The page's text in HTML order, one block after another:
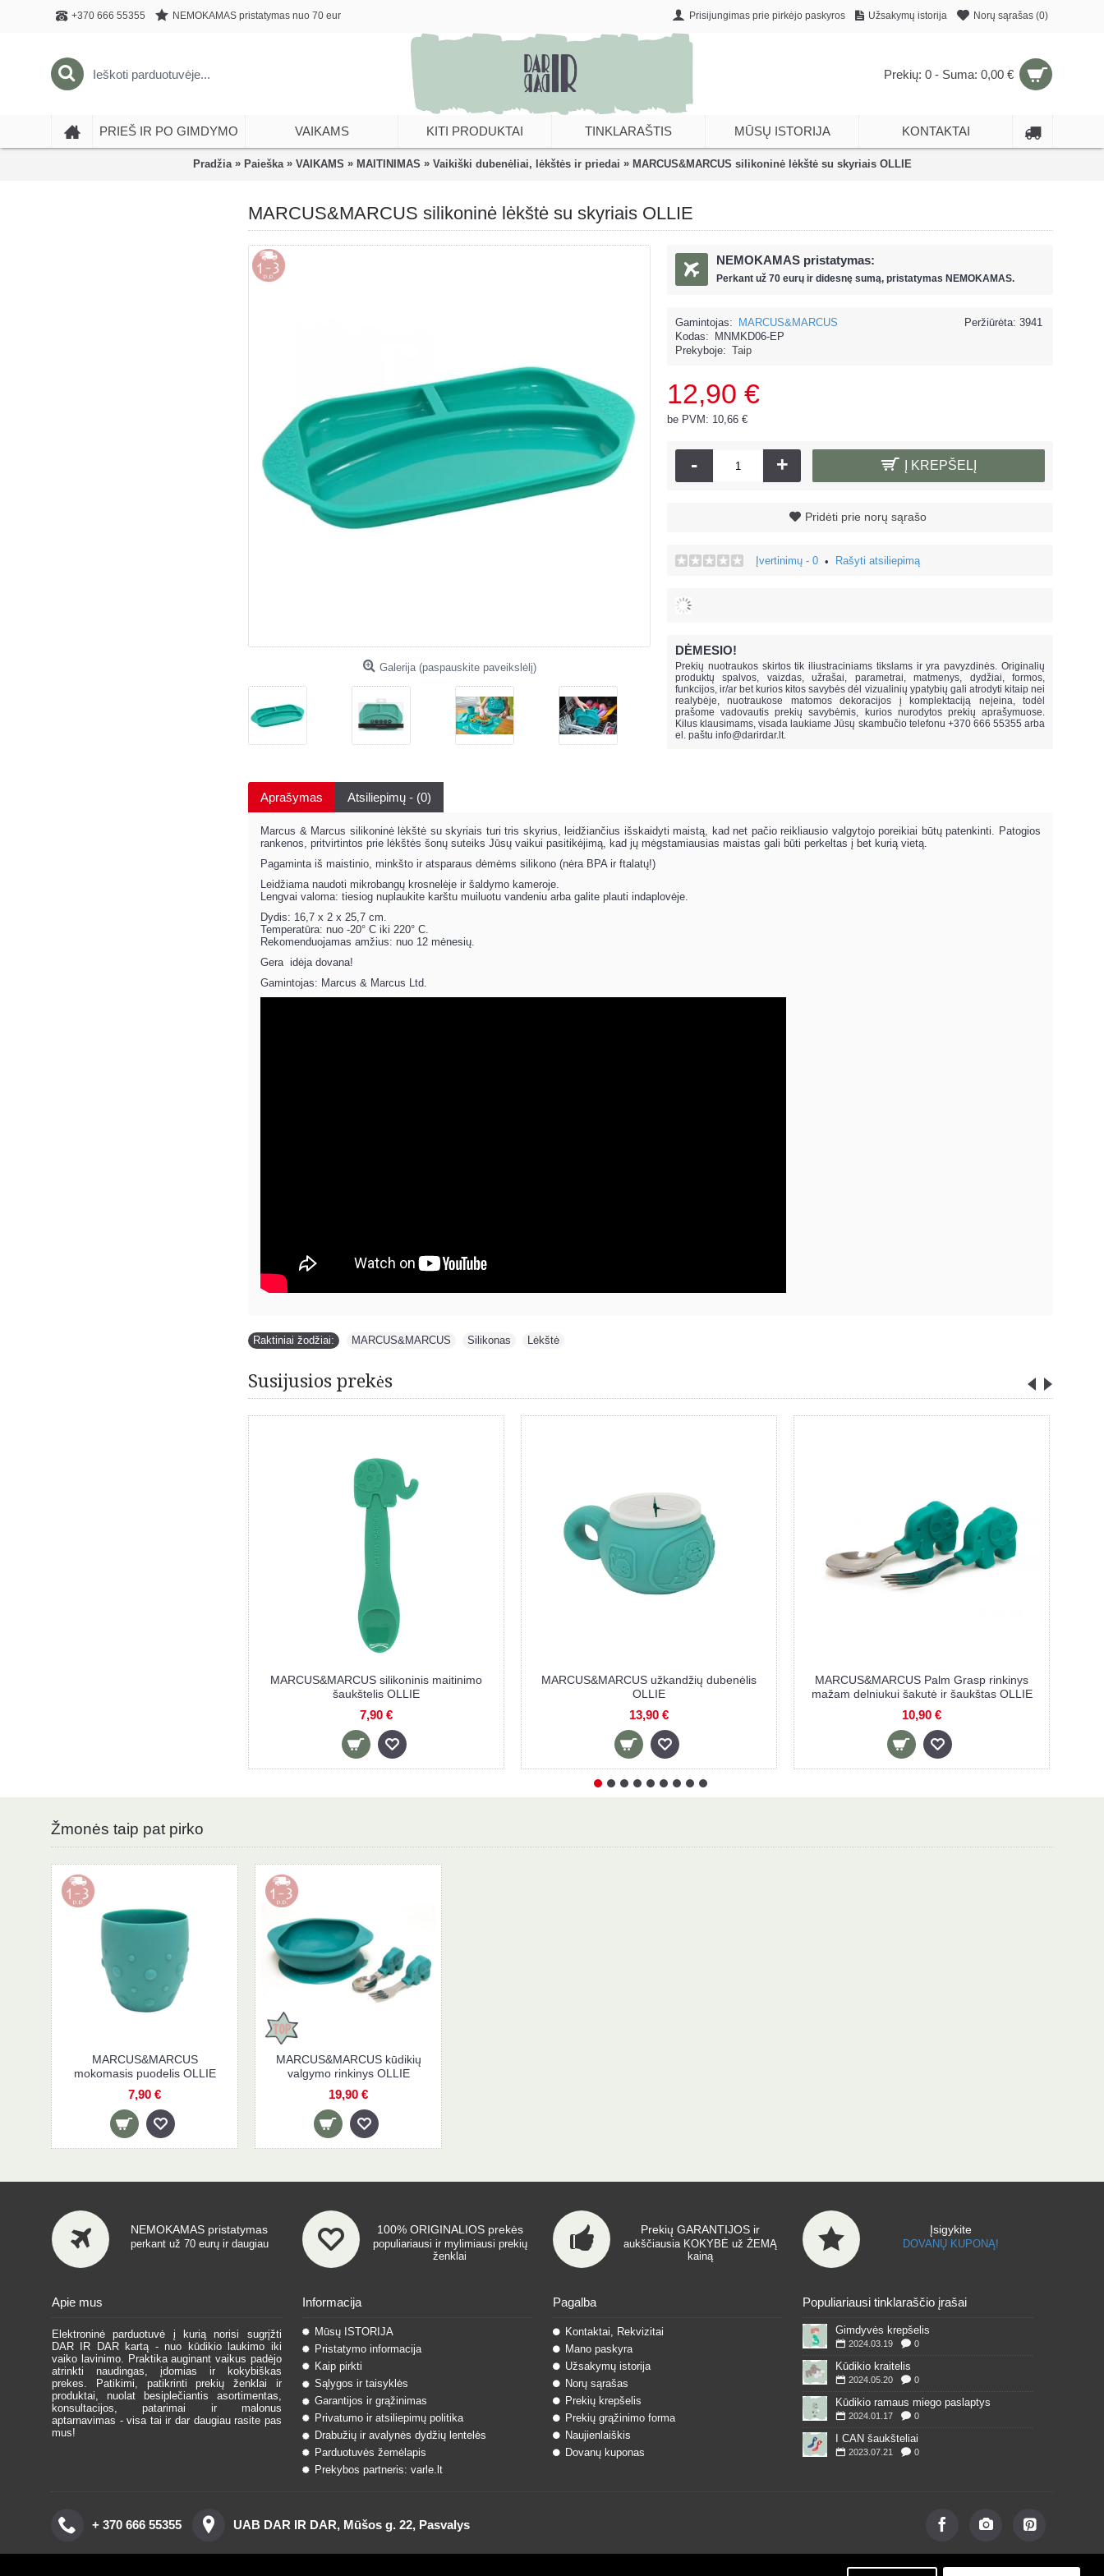
+370 666 55355 NEMOKAMAS pristatymas nuo 70 eur Prisijungimas prie pirkėjo paskyros Užsakymų istorija Norų sąrašas (0)
Prekių: 0 - Suma: 0,00 €
PRIEŠ IR PO GIMDYMO VAIKAMS KITI PRODUKTAI TINKLARAŠTIS MŪSŲ ISTORIJA KONTAKTAI
Pradžia » Paieška » VAIKAMS » MAITINIMAS » Vaikiški dubenėliai, lėkštės ir priedai » MARCUS&MARCUS silikoninė lėkštė su skyriais OLLIE
MARCUS&MARCUS silikoninė lėkštė su skyriais OLLIE
Galerija (paspauskite paveikslėlį)
NEMOKAMAS pristatymas:
Perkant už 70 eurų ir didesnę sumą, pristatymas NEMOKAMAS.
Peržiūrėta: 3941
Gamintojas:
MARCUS&MARCUS
Kodas:
MNMKD06-EP
Prekyboje: Taip
12,90 €
be PVM: 10,66 €
- + Į KREPŠELĮ
Pridėti prie norų sąrašo
Įvertinimų - 0 • Rašyti atsiliepimą
DĖMESIO!
Prekių nuotraukos skirtos tik iliustraciniams tikslams ir yra pavyzdinės. Originalių
produktų spalvos, vaizdas, užrašai, parametrai, matmenys, dydžiai, formos,
funkcijos, ir/ar bet kurios kitos savybės dėl vizualinių ypatybių gali atrodyti kitaip nei
realybėje, nuotraukose matomos dekoracijos į komplektaciją neįeina,todėl
prašome vadovautis prekių savybėmis, kurios nurodytos prekių aprašymuose.
Kilus klausimams, visada laukiame Jūsų skambučio telefonu +370 666 55355 arba
el. paštu info@darirdar.lt.
Aprašymas Atsiliepimų - (0)
Marcus & Marcus silikoninė lėkštė su skyriais turi tris skyrius, leidžiančius išskaidyti maistą, kad net pačio reikliausio valgytojo poreikiai būtų patenkinti. Patogios
rankenos, pritvirtintos prie lėkštės šonų suteiks Jūsų vaikui pasitikėjimą, kad jų mėgstamiausias maistas gali būti perkeltas į bet kurią vietą.
Pagaminta iš maistinio, minkšto ir atsparaus dėmėms silikono (nėra BPA ir ftalatų!)
Leidžiama naudoti mikrobangų krosnelėje ir šaldymo kameroje.
Lengvai valoma: tiesiog nuplaukite karštu muiluotu vandeniu arba galite plauti indaplovėje.
Dydis: 16,7 x 2 x 25,7 cm.
Temperatūra: nuo -20° C iki 220° C.
Rekomenduojamas amžius: nuo 12 mėnesių.
Gera idėja dovana!
Gamintojas: Marcus & Marcus Ltd.
Raktiniai žodžiai: MARCUS&MARCUS Silikonas Lėkštė
Susijusios prekės
MARCUS&MARCUS stalo kilimėlis OLLIE
15,90 €
MARCUS&MARCUS silikoninė lėkštė –
žaidimų padėkliukas OLLIE
15,90 €
MARCUS&MARCUS kūdikių maitinimo
rinkinys OLLIE
22,50 €
Žmonės taip pat pirko
MARCUS&MARCUS
mokomasis puodelis OLLIE
7,90 €
MARCUS&MARCUS kūdikių
valgymo rinkinys OLLIE
19,90 €
NEMOKAMAS pristatymas
perkant už 70 eurų ir daugiau
100% ORIGINALIOS prekės
populiariausi ir mylimiausi prekių
ženklai
Prekių GARANTIJOS ir
aukščiausia KOKYBĖ už ŽEMĄ
kainą
Įsigykite
DOVANŲ KUPONĄ!
Apie mus
Elektroninė parduotuvė į kurią norisi sugrįžti
DAR IR DAR kartą - nuo kūdikio laukimo iki
vaiko lavinimo. Praktika auginant vaikus padėjo
atrinkti naudingas, įdomias ir kokybiškas
prekes. Patikimi, patikrinti prekių ženklai ir
produktai, nuolat besiplečiantis asortimentas,
konsultacijos, patarimai ir malonus
aptarnavimas - visa tai ir dar daugiau rasite pas
mus!
Informacija
Mūsų ISTORIJA
Pristatymo informacija
Kaip pirkti
Sąlygos ir taisyklės
Garantijos ir grąžinimas
Privatumo ir atsiliepimų politika
Drabužių ir avalynės dydžių lentelės
Parduotuvės žemėlapis
Prekybos partneris: varle.lt
Pagalba
Kontaktai, Rekvizitai
Mano paskyra
Užsakymų istorija
Norų sąrašas
Prekių krepšelis
Prekių grąžinimo forma
Naujienlaiškis
Dovanų kuponas
Populiariausi tinklaraščio įrašai
Gimdyvės krepšelis
2024.03.19 0
Kūdikio kraitelis
2024.05.20 0
Kūdikio ramaus miego paslaptys
2024.01.17 0
I CAN šaukšteliai
2023.07.21 0
+ 370 666 55355 UAB DAR IR DAR, Mūšos g. 22, Pasvalys